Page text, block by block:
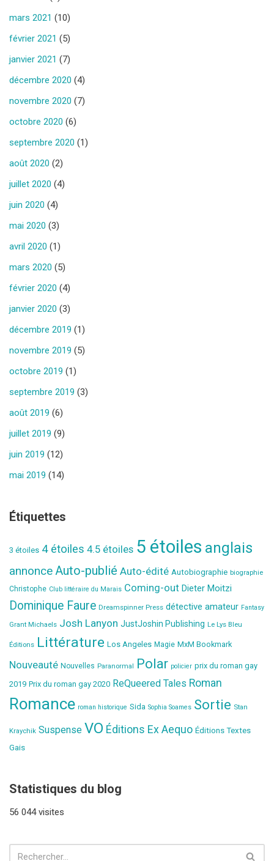
mars 2021 (10)
février 2021 (5)
janvier 2021 (7)
décembre 2020 (4)
novembre 2020 (7)
octobre 2020 (6)
septembre 2020 (1)
août 2020 (2)
juillet 2020 (4)
juin 2020 (4)
mai 2020 (3)
avril 2020 (1)
mars 2020 (5)
février 2020 (4)
janvier 2020 (3)
décembre 2019 (1)
novembre 2019 (5)
octobre 2019 (1)
septembre 2019 (3)
août 2019 (6)
juillet 2019 (9)
juin 2019 (12)
mai 2019 (14)
Étiquettes
3 étoiles 4 étoiles 4.5 étoiles 5 étoiles anglais
annonce Auto-publié Auto-édité Autobiographie biographie
Christophe Club littéraire du Marais Coming-out Dieter Moitzi
Dominique Faure Dreamspinner Press détective amateur Fantasy
Grant Michaels Josh Lanyon JustJoshin Publishing Le Lys Bleu
Éditions Littérature Los Angeles Magie MxM Bookmark
Nouveauté Nouvelles Paranormal Polar policier prix du roman gay
2019 Prix du roman gay 2020 ReQueered Tales Roman
Romance roman historique Sida Sophia Soames Sortie Stan
Kraychik Suspense VO Éditions Ex Aequo Éditions Textes
Gais
Statistiques du blog
56 044 visites